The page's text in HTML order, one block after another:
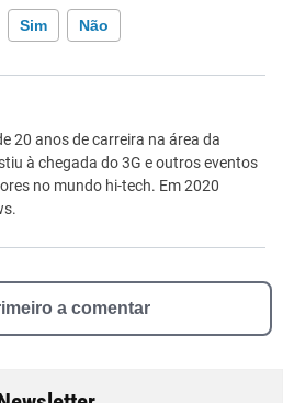
Sim Não
incorreta
informação que procuro
20 anos de carreira na área da
à chegada do 3G e outros eventos
no mundo hi-tech. Em 2020
a comentar